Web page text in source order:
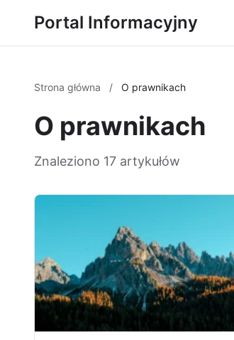
Portal Informacyjny
Strona główna / O prawnikach
O prawnikach
Znaleziono 17 artykułów